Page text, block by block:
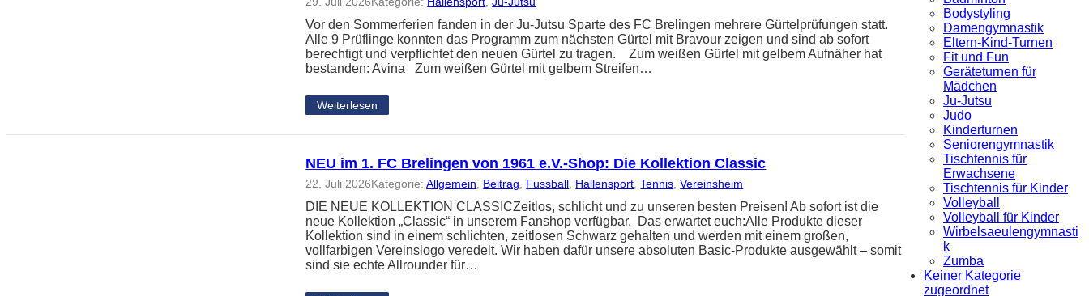
Vor den Sommerferien fanden in der Ju-Jutsu Sparte des FC Brelingen mehrere Gürtelprüfungen statt.
Alle 9 Prüflinge konnten das Programm zum nächsten Gürtel mit Bravour zeigen und sind ab sofort
berechtigt und verpflichtet den neuen Gürtel zu tragen. Zum weißen Gürtel mit gelbem Aufnäher hat
bestanden: Avina Zum weißen Gürtel mit gelbem Streifen…
Weiterlesen
NEU im 1. FC Brelingen von 1961 e.V.-Shop: Die Kollektion Classic
22. Juli 2026Kategorie:Allgemein, Beitrag, Fussball, Hallensport, Tennis, Vereinsheim
DIE NEUE KOLLEKTION CLASSICZeitlos, schlicht und zu unseren besten Preisen! Ab sofort ist die
neue Kollektion „Classic“ in unserem Fanshop verfügbar. Das erwartet euch:Alle Produkte dieser
Kollektion sind in einem schlichten, zeitlosen Schwarz gehalten und werden mit einem großen,
vollfarbigen Vereinslogo veredelt. Wir haben dafür unsere absoluten Basic-Produkte ausgewählt – somit
sind sie echte Allrounder für…
Bodystyling
Damengymnastik
Eltern-Kind-Turnen
Fit und Fun
Geräteturnen für
Mädchen
Ju-Jutsu
Judo
Kinderturnen
Seniorengymnastik
Tischtennis für
Erwachsene
Tischtennis für Kinder
Volleyball
Volleyball für Kinder
Wirbelsaeulengymnasti
k
Zumba
Keiner Kategorie
zugeordnet